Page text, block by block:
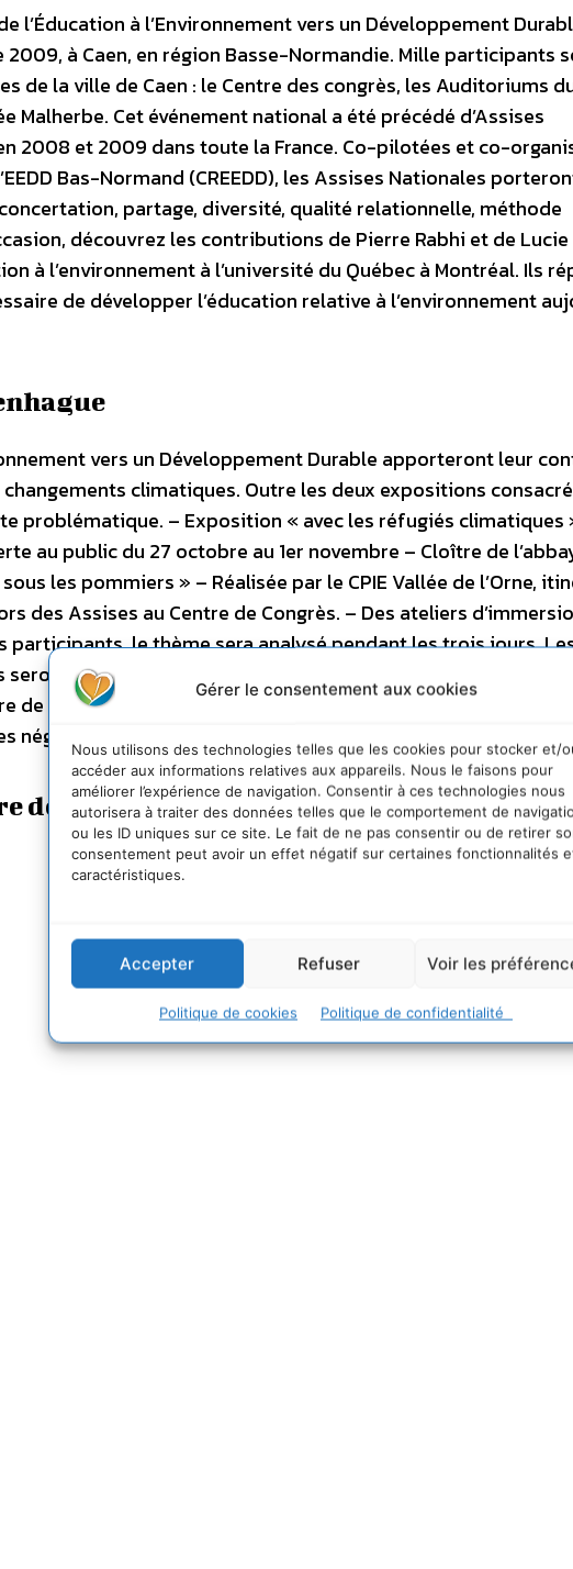
Gérer le consentement aux cookies
Nous utilisons des technologies telles que les cookies pour stocker et/
accéder aux informations relatives aux appareils. Nous le faisons pour
améliorer l’expérience de navigation. Consentir à ces technologies nous
autorisera à traiter des données telles que le comportement de
ou les ID uniques sur ce site. Le fait de ne pas consentir ou de retirer
consentement peut avoir un effet négatif sur certaines fonctionnalités
caractéristiques.
Accepter Refuser Voir les
Politique de cookies Politique de confidentialité
l’Éducation à l’Environnement vers un Développement
à Caen, en région Basse-Normandie. Mille participants
de la ville de Caen : le Centre des congrès, les Auditoriums
Malherbe. Cet événement national a été précédé d’Assises
2008 et 2009 dans toute la France. Co-pilotées et co-
Bas-Normand (CREEDD), les Assises Nationales
partage, diversité, qualité relationnelle, méthode
découvrez les contributions de Pierre Rabhi et de Lucie
à l’environnement à l’université du Québec à Montréal. Ils
de développer l’éducation relative à l’environnement
vers un Développement Durable apporteront leur
climatiques. Outre les deux expositions
problématique. – Exposition « avec les réfugiés climatiques
au public du 27 octobre au 1er novembre – Cloître de
les pommiers » – Réalisée par le CPIE Vallée de l’Orne,
des Assises au Centre de Congrès. – Des ateliers
participants, le thème sera analysé pendant les trois jours.
seront présentées lors de la journée de clôture en présence
de l’Écologie, de l’Énergie, du Développement Durable et de
négociations sur le climat.
de développer l’éducation relative à